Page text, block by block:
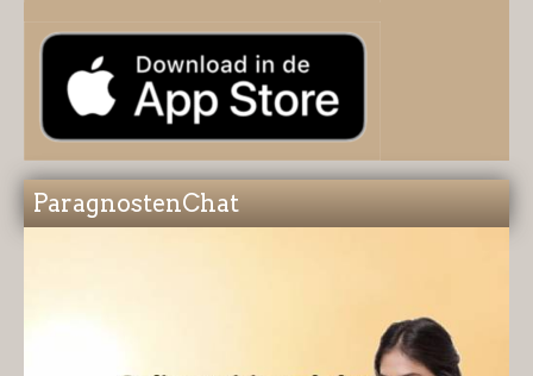
ParagnostenChat